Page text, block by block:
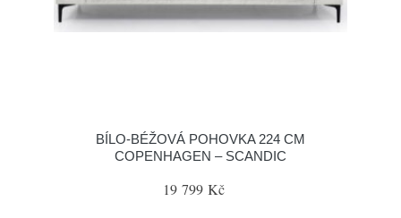
BÍLO-BÉŽOVÁ POHOVKA 224 CM
COPENHAGEN – SCANDIC
19 799 Kč